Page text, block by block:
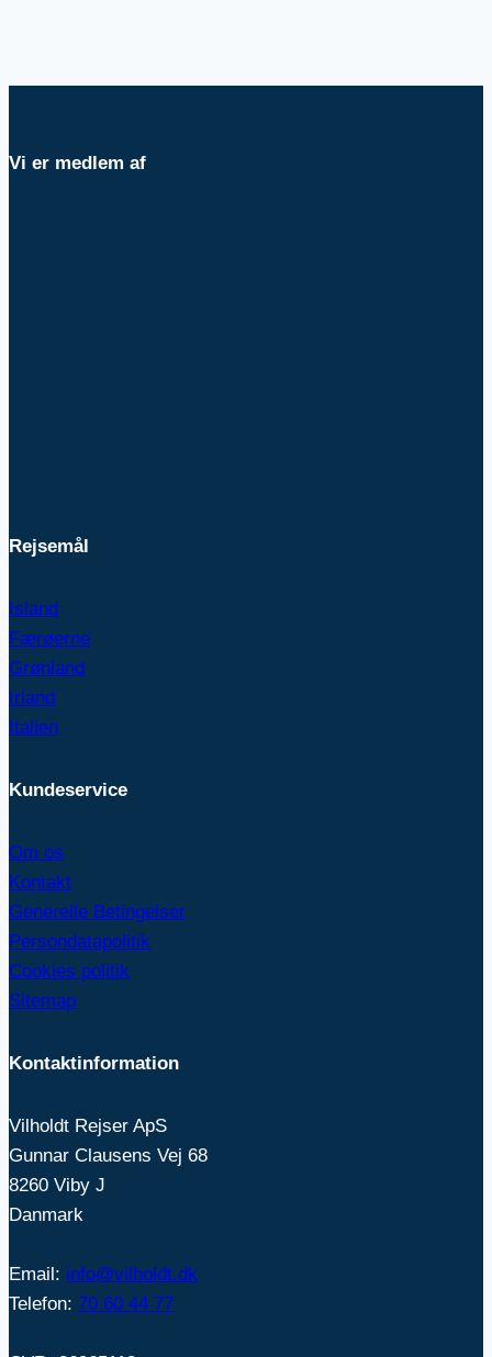
Vi er medlem af
Rejsemål
Island
Færøerne
Grønland
Irland
Italien
Kundeservice
Om os
Kontakt
Generelle Betingelser
Persondatapolitik
Cookies politik
Sitemap
Kontaktinformation
Vilholdt Rejser ApS
Gunnar Clausens Vej 68
8260 Viby J
Danmark
Email: info@vilholdt.dk
Telefon: 70 60 44 77